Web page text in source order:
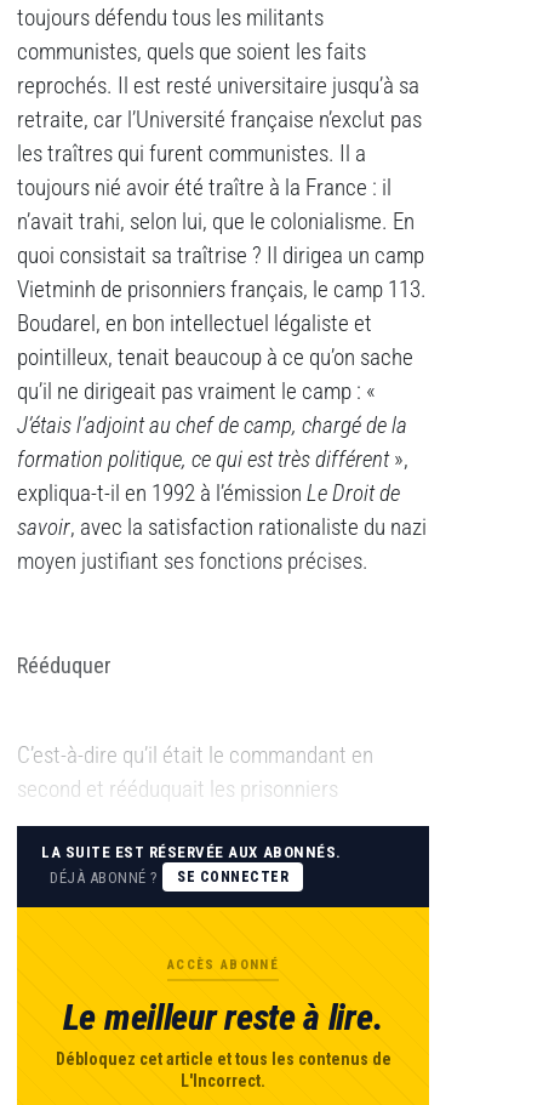
toujours défendu tous les militants
communistes, quels que soient les faits
reprochés. Il est resté universitaire jusqu’à sa
retraite, car l’Université française n’exclut pas
les traîtres qui furent communistes. Il a
toujours nié avoir été traître à la France : il
n’avait trahi, selon lui, que le colonialisme. En
quoi consistait sa traîtrise ? Il dirigea un camp
Vietminh de prisonniers français, le camp 113.
Boudarel, en bon intellectuel légaliste et
pointilleux, tenait beaucoup à ce qu’on sache
qu’il ne dirigeait pas vraiment le camp : «
J’étais l’adjoint au chef de camp, chargé de la
formation politique, ce qui est très différent»,
expliqua-t-il en 1992 à l’émission Le Droit de
savoir, avec la satisfaction rationaliste du nazi
moyen justifiant ses fonctions précises.
Rééduquer
C’est-à-dire qu’il était le commandant en
second et rééduquait les prisonniers
LA SUITE EST RÉSERVÉE AUX ABONNÉS.
DÉJÀ ABONNÉ ?
SE CONNECTER
ACCÈS ABONNÉ
Le meilleur reste à lire.
Débloquez cet article et tous les contenus de
L'Incorrect.